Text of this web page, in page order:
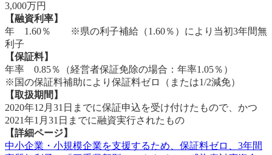
3,000万円
【融資利率】
年 1.60％ ※県の利子補給（1.60％）により当初3年間無
利子
【保証料】
年率 0.85％（経営者保証免除の場合：年率1.05％）
※国の保証料補助により保証料ゼロ（または1/2減免）
【取扱期間】
2020年12月31日までに保証申込を受け付けたもので、かつ
2021年1月31日までに融資実行されたもの
【詳細ページ】
中小企業・小規模企業を支援するため、保証料ゼロ、3年間